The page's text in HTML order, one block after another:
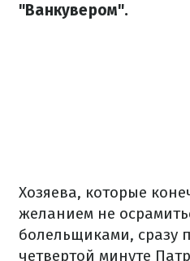
"Ванкувером".
Хозяева, которые
желанием не
болельщиками, сразу
четвертой минуте